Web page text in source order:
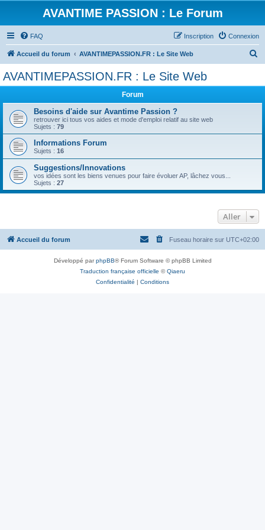
AVANTIME PASSION : Le Forum
FAQ Connexion
Inscription
Accueil du forum AVANTIMEPASSION.FR : Le Site Web
AVANTIMEPASSION.FR : Le Site Web
Forum
Besoins d'aide sur Avantime Passion ?
retrouver ici tous vos aides et mode d'emploi relatif au site web
Sujets : 79
Informations Forum
Sujets : 16
Suggestions/Innovations
vos idées sont les biens venues pour faire évoluer AP, lâchez vous...
Sujets : 27
Aller
Accueil du forum Fuseau horaire sur UTC+02:00
Développé parphpBB® Forum Software © phpBB Limited
Traduction française officielle ©Qiaeru
Confidentialité | Conditions